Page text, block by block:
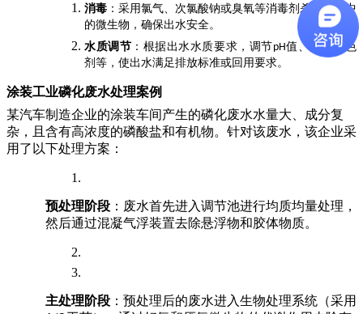
消毒 ：采用氯气、次氯酸钠或臭氧等消毒剂杀灭废水中
的微生物，确保出水安全。
水质调节 ：根据出水水质要求，调节pH值、添加消色
剂等，使出水满足排放标准或回用要求。
涂装工业磷化废水处理案例
某汽车制造企业的涂装车间产生的磷化废水水量大、成分复
杂，且含有高浓度的磷酸盐和有机物。针对该废水，该企业采
用了以下处理方案：
预处理阶段 ：废水首先进入调节池进行均质均量处理，
然后通过混凝气浮装置去除悬浮物和胶体物质。
主处理阶段 ：预处理后的废水进入生物处理系统（采用